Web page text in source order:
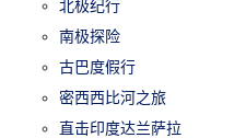
北极纪行
南极探险
古巴度假行
密西西比河之旅
直击印度达兰萨拉